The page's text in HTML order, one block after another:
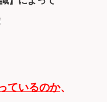
ているのか、